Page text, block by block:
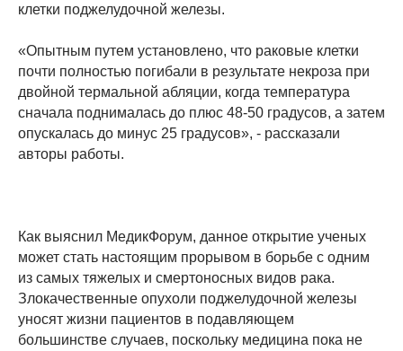
клетки поджелудочной железы.
«Опытным путем установлено, что раковые клетки
почти полностью погибали в результате некроза при
двойной термальной абляции, когда температура
сначала поднималась до плюс 48-50 градусов, а затем
опускалась до минус 25 градусов», - рассказали
авторы работы.
Как выяснил МедикФорум, данное открытие ученых
может стать настоящим прорывом в борьбе с одним
из самых тяжелых и смертоносных видов рака.
Злокачественные опухоли поджелудочной железы
уносят жизни пациентов в подавляющем
большинстве случаев, поскольку медицина пока не